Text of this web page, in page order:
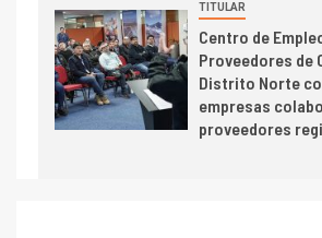
6 I+D
BHP proyecta
cobre cercana a
toneladas tras
Escondida
TITULAR
Centro de
Proveedores de
Distrito Norte
empresas
proveedores